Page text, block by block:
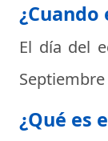
El día del
¿Qué es